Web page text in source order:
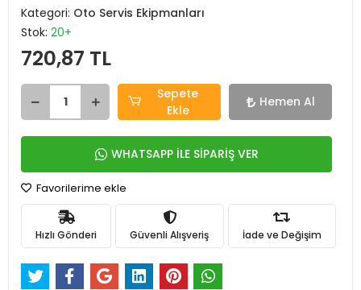
Kategori: Oto Servis Ekipmanları
Stok: 20+
720,87 TL
Sepete
Ekle
Hemen Al
WHATSAPP İLE SİPARİŞ VER
Favorilerime ekle
Hızlı Gönderi Güvenli Alışveriş İade ve Değişim